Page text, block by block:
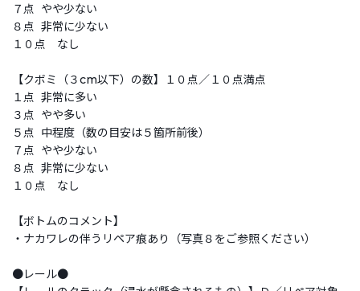
７点 やや少ない
８点 非常に少ない
１０点 なし
【クボミ（３cm以下）の数】１０点／１０点満点
１点 非常に多い
３点 やや多い
５点 中程度（数の目安は５箇所前後）
７点 やや少ない
８点 非常に少ない
１０点 なし
【ボトムのコメント】
・ナカワレの伴うリペア痕あり（写真８をご参照ください）
●レール●